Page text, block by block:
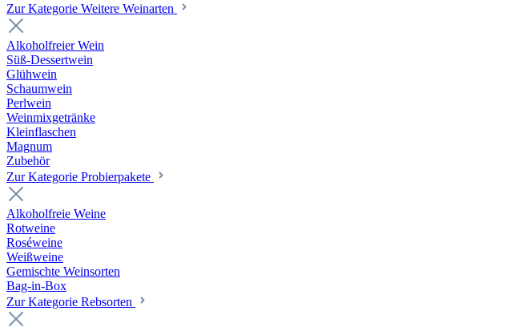
Zur Kategorie Weitere Weinarten
Alkoholfreier Wein
Süß-Dessertwein
Glühwein
Schaumwein
Perlwein
Weinmixgetränke
Kleinflaschen
Magnum
Zubehör
Zur Kategorie Probierpakete
Alkoholfreie Weine
Rotweine
Roséweine
Weißweine
Gemischte Weinsorten
Bag-in-Box
Zur Kategorie Rebsorten